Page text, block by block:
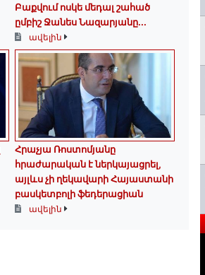
Բաքվում ոսկե մեդալ շահած
ըմբիշ Ջանես Նազարյանը...
ավելին
Հրաչյա Ռոստոմյանը
հրաժարական է ներկայացրել,
այլևս չի ղեկավարի Հայաստանի
բասկետբոլի ֆեդերացիան
ավելին